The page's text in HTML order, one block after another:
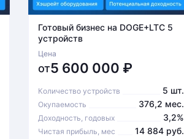
Готовый бизнес на DOGE+LTC 5
устройств
Цена
от5 600 000 ₽
Количество устройств 5 шт.
Окупаемость 376,2 мес.
Доходность, годовых 3,2%
Чистая прибыль, мес 14 884 руб.